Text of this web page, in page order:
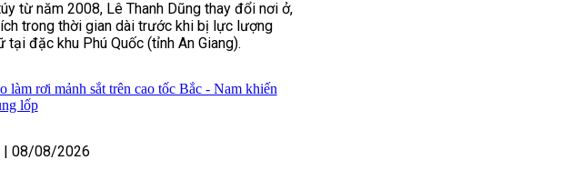
từ năm 2008, Lê Thanh Dũng thay đổi nơi ở,
trong thời gian dài trước khi bị lực lượng
tại đặc khu Phú Quốc (tỉnh An Giang).
làm rơi mảnh sắt trên cao tốc Bắc - Nam khiến
lốp
08/08/2026